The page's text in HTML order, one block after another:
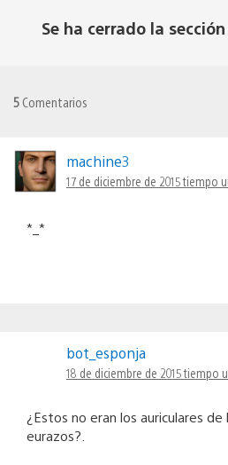
Se ha cerrado la
5 Comentarios
machine3
17 de diciembre de 2015 tiempo
*_*
bot_esponja
18 de diciembre de 2015 tiempo
¿Estos no eran los auriculares
eurazos?.